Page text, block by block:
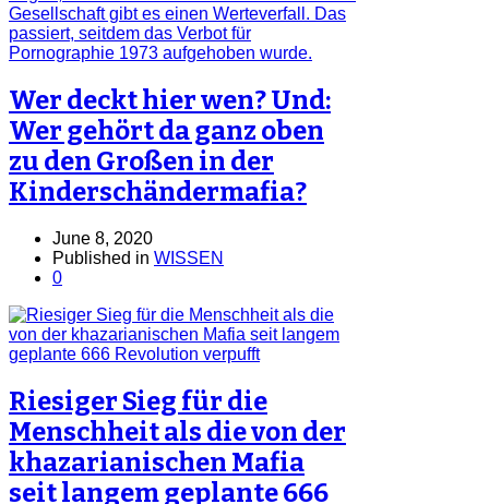
Wer deckt hier wen? Und:
Wer gehört da ganz oben
zu den Großen in der
Kinderschändermafia?
June 8, 2020
Published in WISSEN
0
Riesiger Sieg für die
Menschheit als die von der
khazarianischen Mafia
seit langem geplante 666